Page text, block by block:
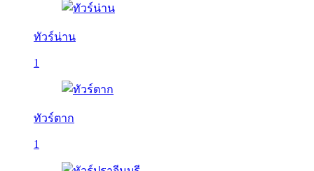
ทัวร์น่าน
1
ทัวร์ตาก
1